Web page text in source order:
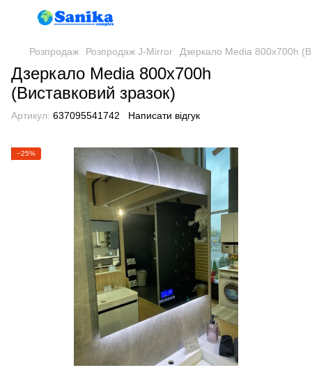
Розпродаж Розпродаж J-Mirror Дзеркало Media 800x700h
Дзеркало Media 800x700h
(Виставковий зразок)
Артикул: 637095541742 Написати відгук
−25%